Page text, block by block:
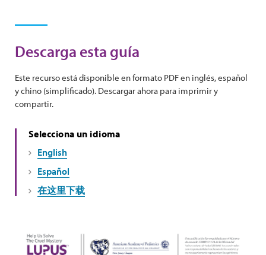
Descarga esta guía
Este recurso está disponible en formato PDF en inglés, español
y chino (simplificado). Descargar ahora para imprimir y
compartir.
Selecciona un idioma
English
Español
在这里下载